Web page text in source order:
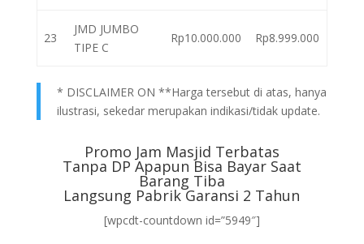
23
JMD JUMBO
TIPE C
Rp10.000.000 Rp8.999.000
* DISCLAIMER ON **Harga tersebut di atas, hanya
ilustrasi, sekedar merupakan indikasi/tidak update.
Promo Jam Masjid Terbatas
Tanpa DP Apapun Bisa Bayar Saat
Barang Tiba
Langsung Pabrik Garansi 2 Tahun
[wpcdt-countdown id=”5949″]